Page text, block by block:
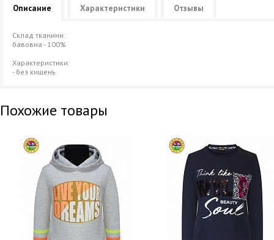
Описание Характеристики Отзывы
Склад тканини:
бавовна - 100%
Характеристики:
- без кишень
Похожие товары